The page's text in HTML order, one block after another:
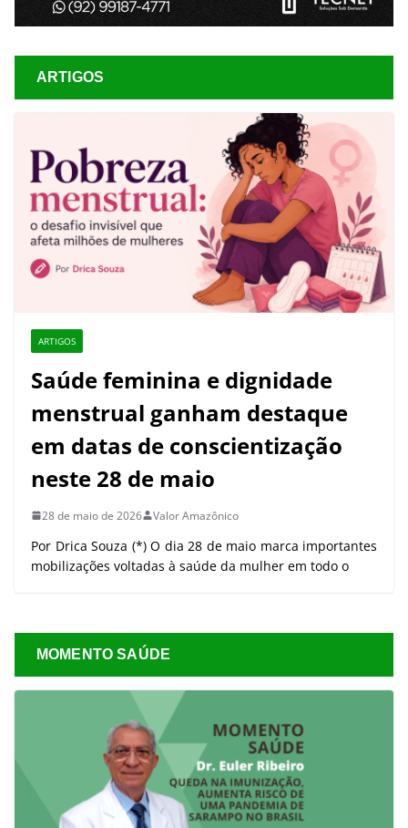
ARTIGOS
ARTIGOS
Saúde feminina e dignidade
menstrual ganham destaque
em datas de conscientização
neste 28 de maio
28 de maio de 2026 Valor Amazônico
Por Drica Souza (*) O dia 28 de maio marca importantes
mobilizações voltadas à saúde da mulher em todo o
MOMENTO SAÚDE